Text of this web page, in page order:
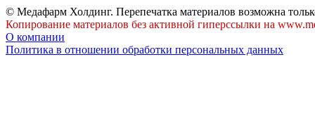
© Медафарм Холдинг. Перепечатка материалов возможна
Копирование материалов без активной гиперссылки на
О компании
Политика в отношении обработки персональных данных